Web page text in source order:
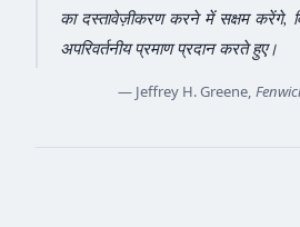
का दस्तावेज़ीकरण करने में सक्षम करेंगे,
अपरिवर्तनीय प्रमाण प्रदान करते हुए।
— Jeffrey H. Greene,